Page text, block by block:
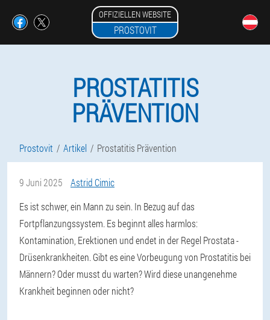
OFFIZIELLEN WEBSITE
PROSTOVIT
PROSTATITIS
PRÄVENTION
Prostovit Artikel Prostatitis Prävention
9 Juni 2025
Astrid Cimic
Es ist schwer, ein Mann zu sein. In Bezug auf das
Fortpflanzungssystem. Es beginnt alles harmlos:
Kontamination, Erektionen und endet in der Regel Prostata -
Drüsenkrankheiten. Gibt es eine Vorbeugung von Prostatitis bei
Männern? Oder musst du warten? Wird diese unangenehme
Krankheit beginnen oder nicht?